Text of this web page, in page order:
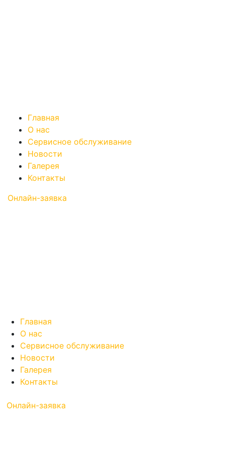
Главная
О нас
Сервисное обслуживание
Новости
Галерея
Контакты
Онлайн-заявка
Главная
О нас
Сервисное обслуживание
Новости
Галерея
Контакты
Онлайн-заявка